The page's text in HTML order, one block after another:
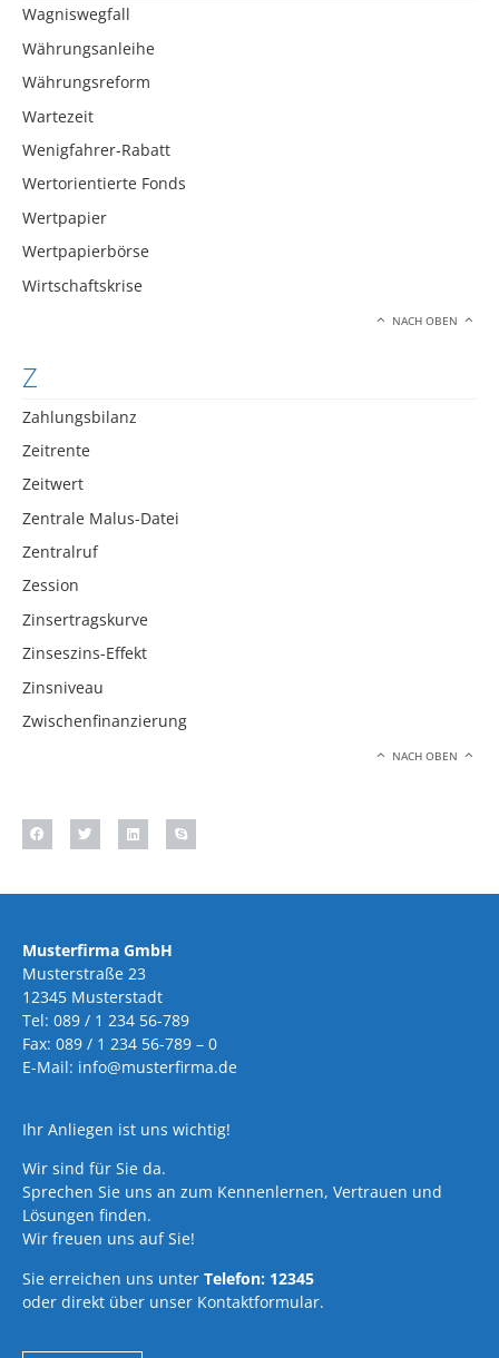
Wagniswegfall
Währungsanleihe
Währungsreform
Wartezeit
Wenigfahrer-Rabatt
Wertorientierte Fonds
Wertpapier
Wertpapierbörse
Wirtschaftskrise
NACH OBEN
Z
Zahlungsbilanz
Zeitrente
Zeitwert
Zentrale Malus-Datei
Zentralruf
Zession
Zinsertragskurve
Zinseszins-Effekt
Zinsniveau
Zwischenfinanzierung
NACH OBEN
Musterfirma GmbH
Musterstraße 23
12345 Musterstadt
Tel: 089 / 1 234 56-789
Fax: 089 / 1 234 56-789 – 0
E-Mail: info@musterfirma.de
Ihr Anliegen ist uns wichtig!
Wir sind für Sie da.
Sprechen Sie uns an zum Kennenlernen, Vertrauen und
Lösungen finden.
Wir freuen uns auf Sie!
Sie erreichen uns unter Telefon: 12345
oder direkt über unser Kontaktformular.